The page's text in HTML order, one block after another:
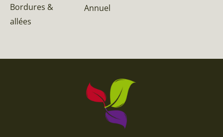
Bordures &
allées
Annuel